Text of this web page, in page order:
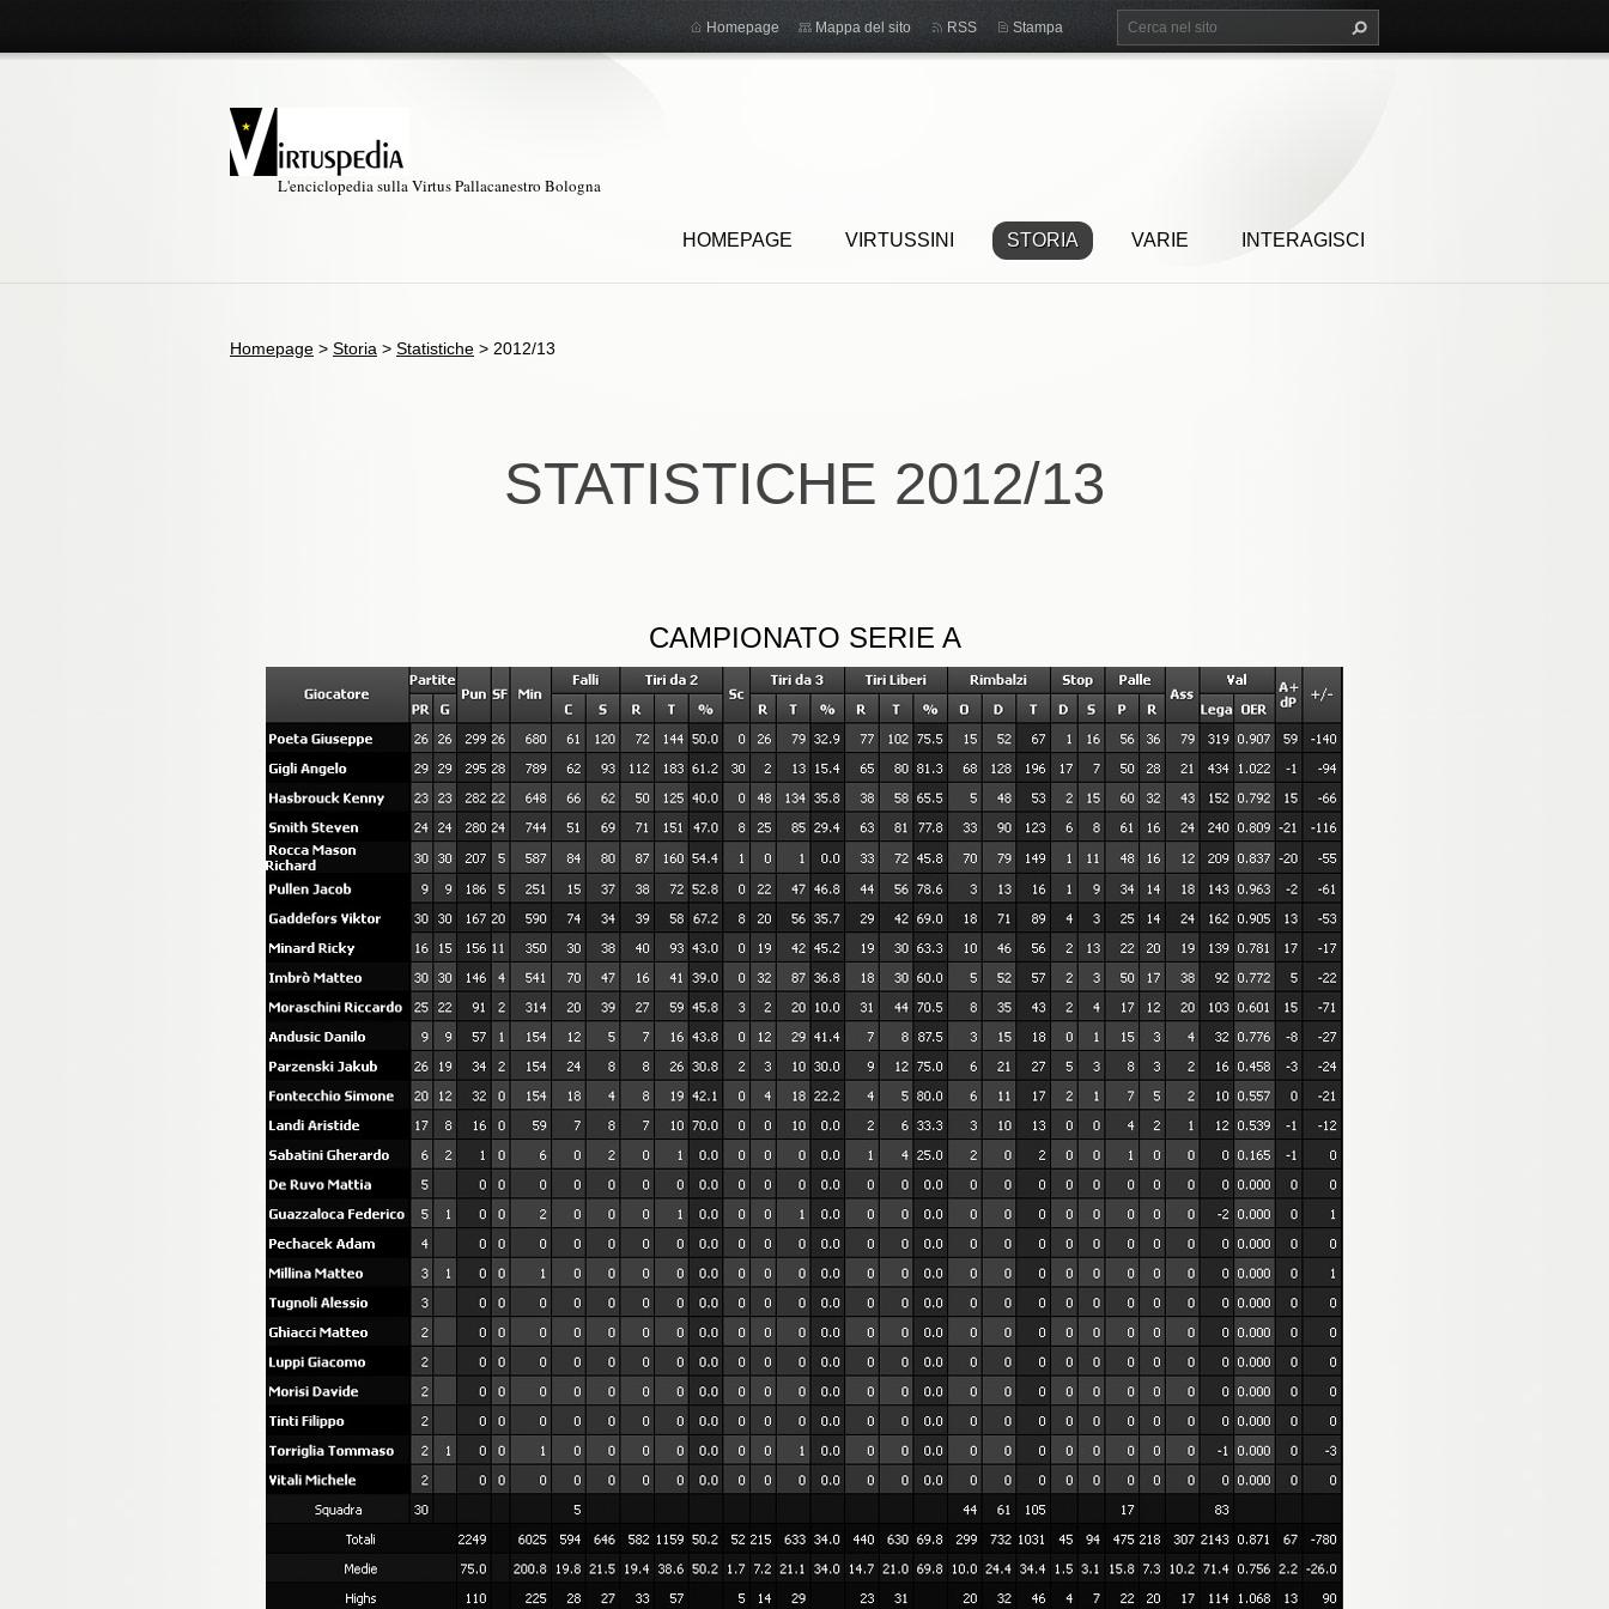
L'enciclopedia sulla Virtus Pallacanestro Bologna
HOMEPAGE VIRTUSSINI STORIA VARIE INTERAGISCI
Homepage Mappa del sito RSS Stampa
Homepage > Storia > Statistiche > 2012/13
STATISTICHE 2012/13
CAMPIONATO SERIE A